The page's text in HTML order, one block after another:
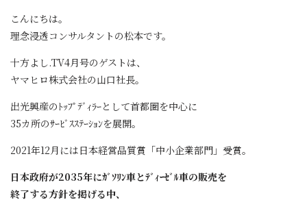
こんにちは。
理念浸透コンサルタントの松本です。
十方よし.TV4月号のゲストは、
ヤマヒロ株式会社の山口社長。
出光興産のﾄｯﾌﾟﾃﾞｨﾗｰとして首都圏を中心に
35カ所のｻｰﾋﾞｽｽﾃｰｼｮﾝを展開。
2021年12月には日本経営品質賞「中小企業部門」受賞。
日本政府が2035年にｶﾞｿﾘﾝ車とﾃﾞｨｰｾﾞﾙ車の販売を
終了する方針を掲げる中、